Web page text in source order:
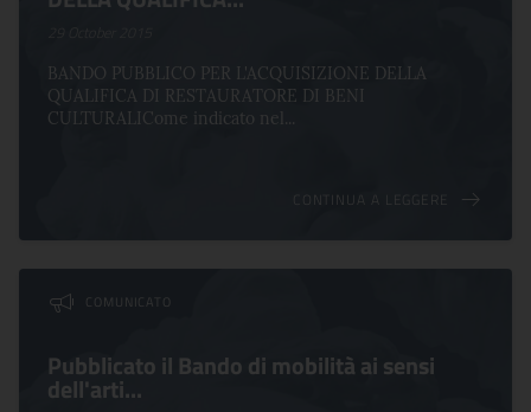
BANDO PUBBLICO PER L'ACQUISIZIONE DELLA
QUALIFICA DI RESTAURATORE DI BENI
CULTURALICome indicato nel...
CONTINUA A LEGGERE
COMUNICATO
Pubblicato il Bando di mobilità ai sensi
dell'arti...